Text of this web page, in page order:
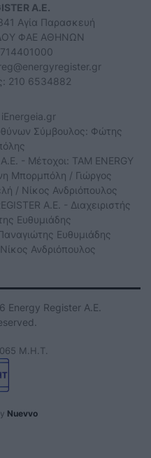
Α.Ε.
Αγία Παρασκευή
ΦΑΕ ΑΘΗΝΩΝ
210 6534882
Σύμβουλος: Φώτης
Α.Ε. - Μέτοχοι: TAM ENERGY
Μπορμπόλη / Γιώργος
/ Νίκος Ανδριόπουλος
Α.Ε. - Διαχειριστής
Ευθυμιάδης
Ευθυμιάδης
Ανδριόπουλος
Register Α.Ε.
Μ.Η.Τ.
Nuevvo